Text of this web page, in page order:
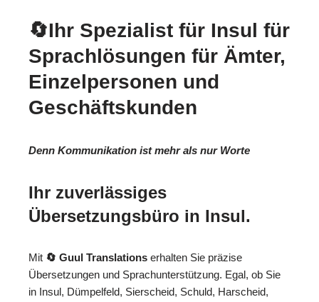
🔄Ihr Spezialist für Insul für
Sprachlösungen für Ämter,
Einzelpersonen und
Geschäftskunden
Denn Kommunikation ist mehr als nur Worte
Ihr zuverlässiges
Übersetzungsbüro in Insul.
Mit 🔄 Guul Translations erhalten Sie präzise
Übersetzungen und Sprachunterstützung. Egal, ob Sie
in Insul, Dümpelfeld, Sierscheid, Schuld, Harscheid,